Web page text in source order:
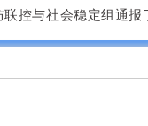
控与社会稳定组通